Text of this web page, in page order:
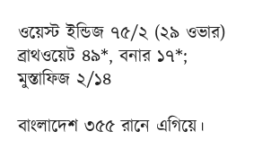
ওয়েস্ট ইন্ডিজ ৭৫/২ (২৯ ওভার)
ব্রাথওয়েট ৪৯*, বনার ১৭*;
মুস্তাফিজ ২/১৪
বাংলাদেশ ৩৫৫ রানে এগিয়ে।